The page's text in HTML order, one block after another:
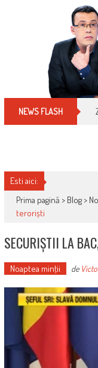
NEWS FLASH
Esti aici:
Prima pagină > Blog>
teroriști
SECURIȘTII LA
Noaptea minţii de